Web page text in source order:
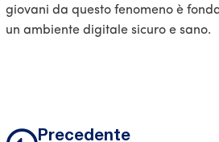
giovani da questo fenomeno è
un ambiente digitale sicuro e sano.
Precedente